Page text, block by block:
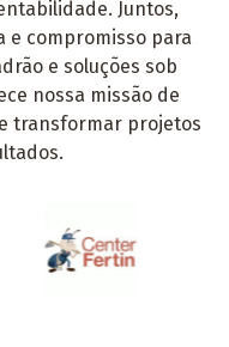
Juntos,
e compromisso para
e soluções sob
nossa missão de
transformar projetos